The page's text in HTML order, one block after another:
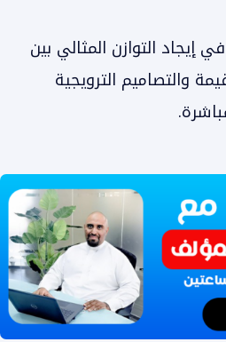
إيجاد التوازن المثالي بين
والتصاميم الترويجية